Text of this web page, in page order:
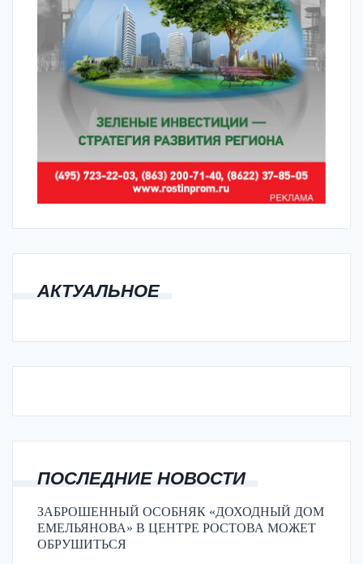
АКТУАЛЬНОЕ
ПОСЛЕДНИЕ НОВОСТИ
ЗАБРОШЕННЫЙ ОСОБНЯК «ДОХОДНЫЙ ДОМ
ЕМЕЛЬЯНОВА» В ЦЕНТРЕ РОСТОВА МОЖЕТ
ОБРУШИТЬСЯ